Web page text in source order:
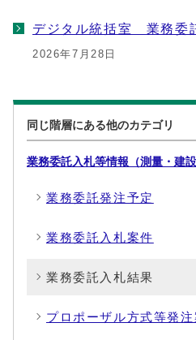
デジタル統括室 業務委
2026年7月28日
同じ階層にある他のカテゴリ
業務委託入札等情報（測量・建
業務委託発注予定
業務委託入札案件
業務委託入札結果
プロポーザル方式等発注